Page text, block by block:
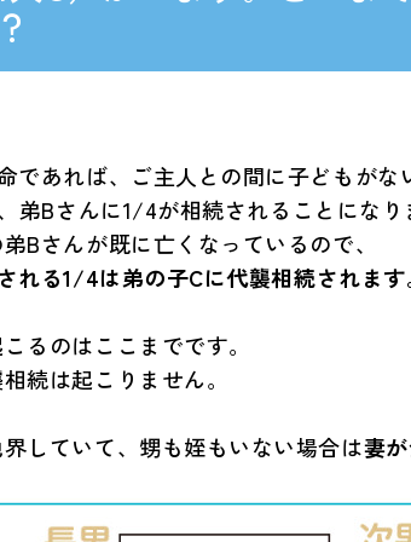
であれば、ご主人との間に子どもがな
弟Bさんに1/4が相続されることになり
Bさんが既に亡くなっているので、
れる1/4は弟の子Cに代襲相続されます
るのはここまでです。
続は起こりません。
していて、甥も姪もいない場合は妻